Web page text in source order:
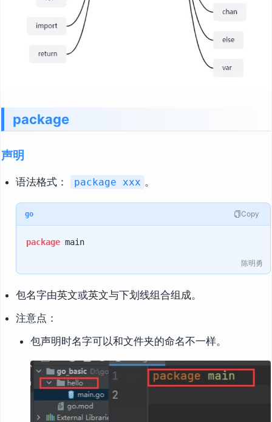
package
声明
语法格式： package xxx 。
go Copy
package main
陈明勇
包名字由英文或英文与下划线组合组成。
注意点：
包声明时名字可以和文件夹的命名不一样。